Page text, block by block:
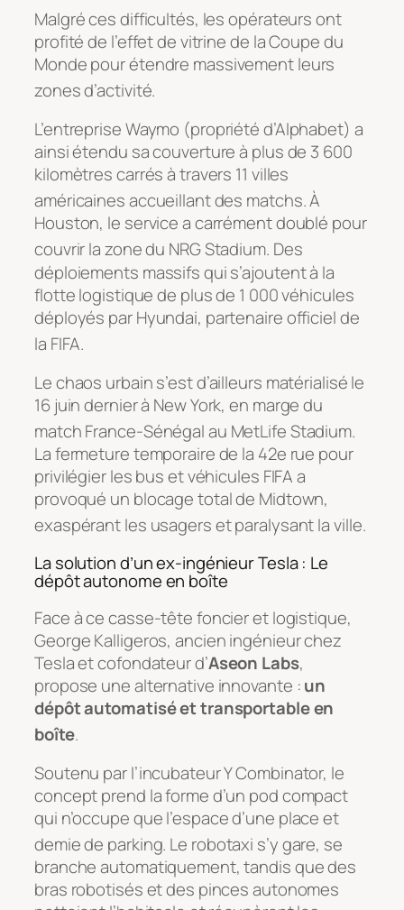
Malgré ces difficultés, les opérateurs ont
profité de l’effet de vitrine de la Coupe du
Monde pour étendre massivement leurs
zones d’activité.
L’entreprise Waymo (propriété d’Alphabet) a
ainsi étendu sa couverture à plus de 3 600
kilomètres carrés à travers 11 villes
américaines accueillant des matchs. À
Houston, le service a carrément doublé pour
couvrir la zone du NRG Stadium. Des
déploiements massifs qui s’ajoutent à la
flotte logistique de plus de 1 000 véhicules
déployés par Hyundai, partenaire officiel de
la FIFA.
Le chaos urbain s’est d’ailleurs matérialisé le
16 juin dernier à New York, en marge du
match France-Sénégal au MetLife Stadium.
La fermeture temporaire de la 42e rue pour
privilégier les bus et véhicules FIFA a
provoqué un blocage total de Midtown,
exaspérant les usagers et paralysant la ville.
La solution d’un ex-ingénieur Tesla : Le
dépôt autonome en boîte
Face à ce casse-tête foncier et logistique,
George Kalligeros, ancien ingénieur chez
Tesla et cofondateur d’Aseon Labs,
propose une alternative innovante :un
dépôt automatisé et transportable en
boîte.
Soutenu par l’incubateur Y Combinator, le
concept prend la forme d’un pod compact
qui n’occupe que l’espace d’une place et
demie de parking. Le robotaxi s’y gare, se
branche automatiquement, tandis que des
bras robotisés et des pinces autonomes